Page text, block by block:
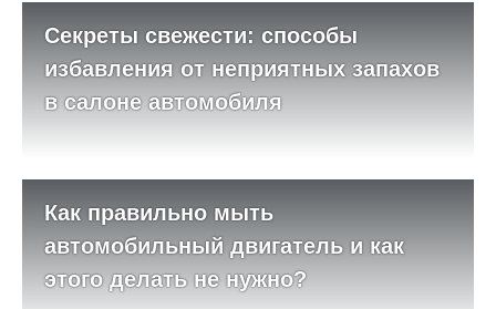
Секреты свежести: способы
избавления от неприятных запахов
в салоне автомобиля
Как правильно мыть
автомобильный двигатель и как
этого делать не нужно?